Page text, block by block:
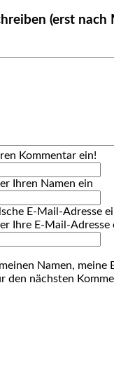
(erst
Kommentar ein!
Ihren Namen ein
E-Mail-Adresse
Ihre E-Mail-Adresse
Namen, meine
den nächsten